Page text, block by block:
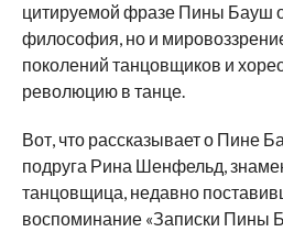
цитируемой фразе Пины Бауш
философия, но и
поколений танцовщиков и
революцию в танце.
Вот, что рассказывает о Пине
подруга Рина Шенфельд,
танцовщица, недавно
воспоминание «Записки Пины